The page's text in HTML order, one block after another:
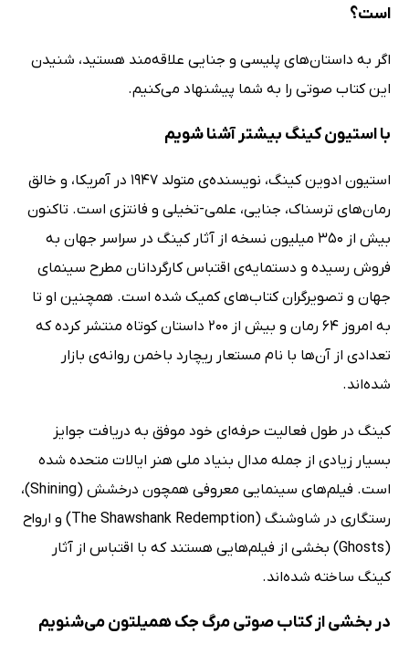
است؟
اگر به داستان‌های پلیسی و جنایی علاقه‌مند هستید، شنیدن
این کتاب صوتی را به شما پیشنهاد می‌کنیم.
با استیون کینگ بیشتر آشنا شویم
استیون ادوین کینگ، نویسنده‌ی متولد 1947 در آمریکا، و خالق
رمان‌های ترسناک، جنایی، علمی-تخیلی و فانتزی است. تاکنون
بیش از 350 میلیون نسخه از آثار کینگ در سراسر جهان به
فروش رسیده و دستمایه‌ی اقتباس کارگردانان مطرح سینمای
جهان و تصویرگران کتاب‌های کمیک شده است. همچنین او تا
به امروز 64 رمان و بیش از 200 داستان کوتاه منتشر کرده که
تعدادی از آن‌ها با نام مستعار ریچارد باخمن روانه‌ی بازار
شده‌اند.
کینگ در طول فعالیت حرفه‌ای خود موفق به دریافت جوایز
بسیار زیادی از جمله مدال بنیاد ملی هنر ایالات متحده شده
است. فیلم‌های سینمایی معروفی همچون درخشش (Shining)،
رستگاری در شاوشنگ (The Shawshank Redemption) و ارواح
(Ghosts) بخشی از فیلم‌هایی هستند که با اقتباس از آثار
کینگ ساخته شده‌اند.
در بخشی از کتاب صوتی مرگ جک همیلتون می‌شنویم